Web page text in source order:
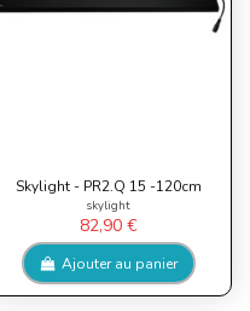
Skylight - PR2.Q 15 -120cm
skylight
82,90 €
Ajouter au panier